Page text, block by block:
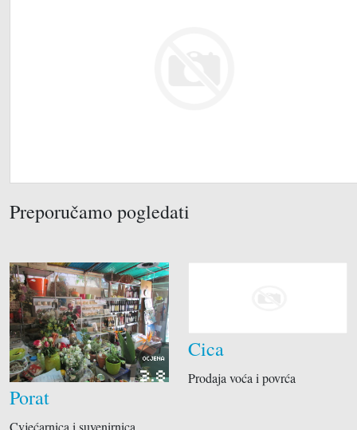
Preporučamo pogledati
OCJENA
3.8
Porat
Cvjećarnica i suvenirnica
Cica
Prodaja voća i povrća